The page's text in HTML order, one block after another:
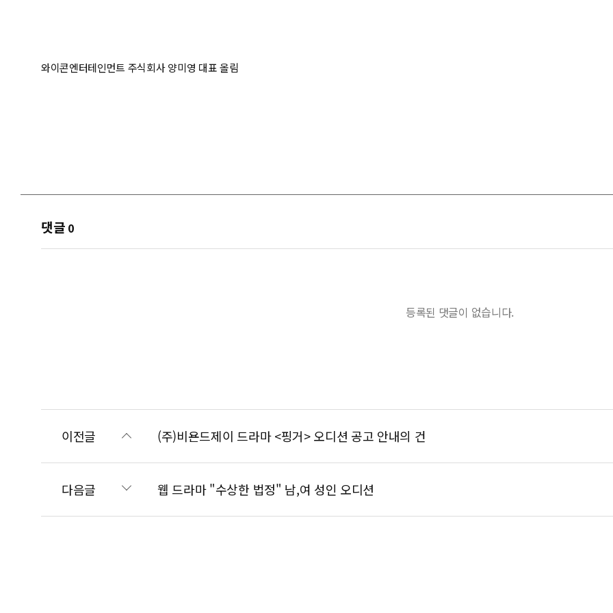
와이콘엔터테인먼트 주식회사 양미영 대표 올림
댓글 0
등록된 댓글이 없습니다.
이전글 (주)비욘드제이 드라마 <핑거> 오디션 공고 안내의 건
다음글 웹 드라마 "수상한 법정" 남,여 성인 오디션